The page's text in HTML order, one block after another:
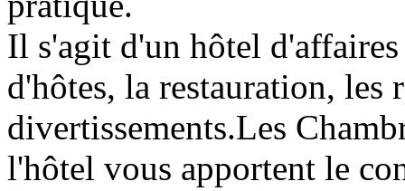
Il s'agit d'un hôtel
d'hôtes, la restauration, les
divertissements.Les
l'hôtel vous apportent le